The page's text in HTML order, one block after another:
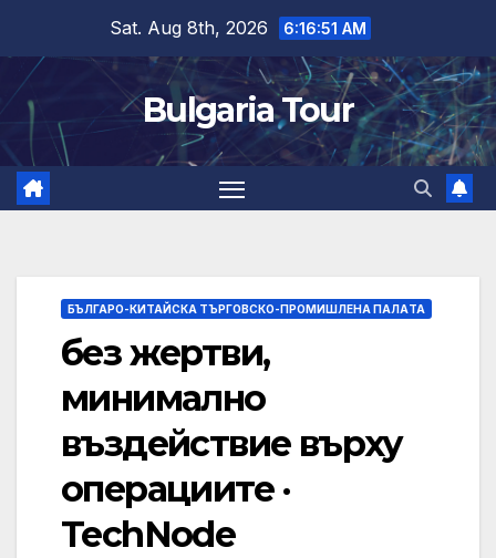
content
Sat. Aug 8th, 2026 6:16:52 AM
Bulgaria Tour
БЪЛГАРО-КИТАЙСКА ТЪРГОВСКО-ПРОМИШЛЕНА ПАЛAТА
без жертви,
минимално
въздействие върху
операциите ·
TechNode